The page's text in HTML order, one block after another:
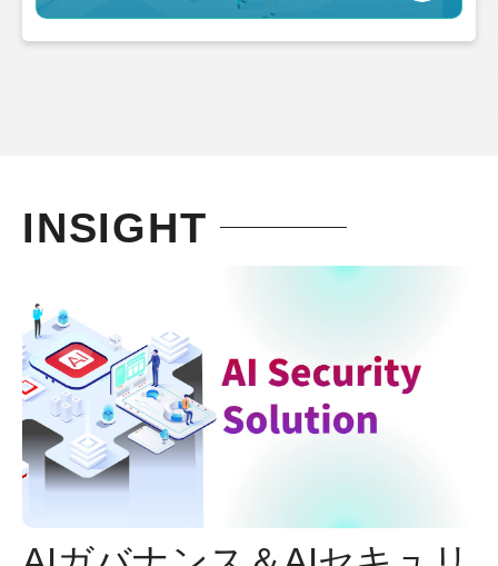
INSIGHT